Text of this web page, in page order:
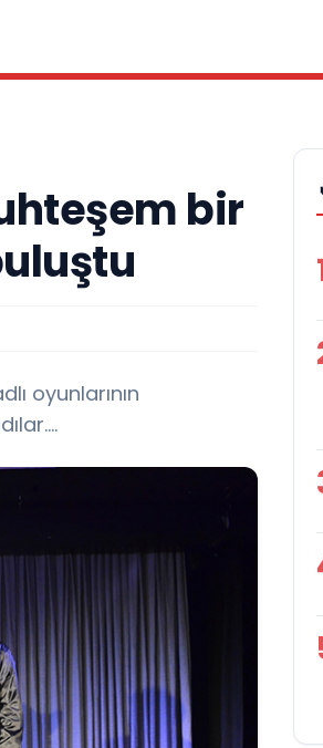
bir
oyunlarının